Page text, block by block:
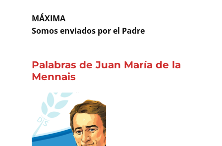
MÁXIMA
Somos enviados por el Padre
Palabras de Juan María de la
Mennais